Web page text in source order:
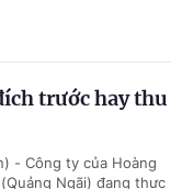
trước hay thu
- Công ty của Hoàng
Ngãi) đang thực